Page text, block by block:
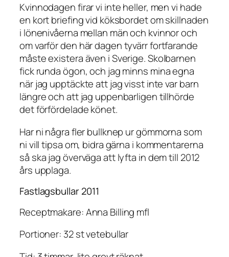
Kvinnodagen firar vi inte heller, men vi hade
en kort briefing vid köksbordet om skillnaden
i lönenivåerna mellan män och kvinnor och
om varför den här dagen tyvärr fortfarande
måste existera även i Sverige. Skolbarnen
fick runda ögon, och jag minns mina egna
när jag upptäckte att jag visst inte var barn
längre och att jag uppenbarligen tillhörde
det förfördelade könet.
Har ni några fler bullknep ur gömmorna som
ni vill tipsa om, bidra gärna i kommentarerna
så ska jag överväga att lyfta in dem till 2012
års upplaga.
Fastlagsbullar 2011
Receptmakare: Anna Billing mfl
Portioner: 32 st vetebullar